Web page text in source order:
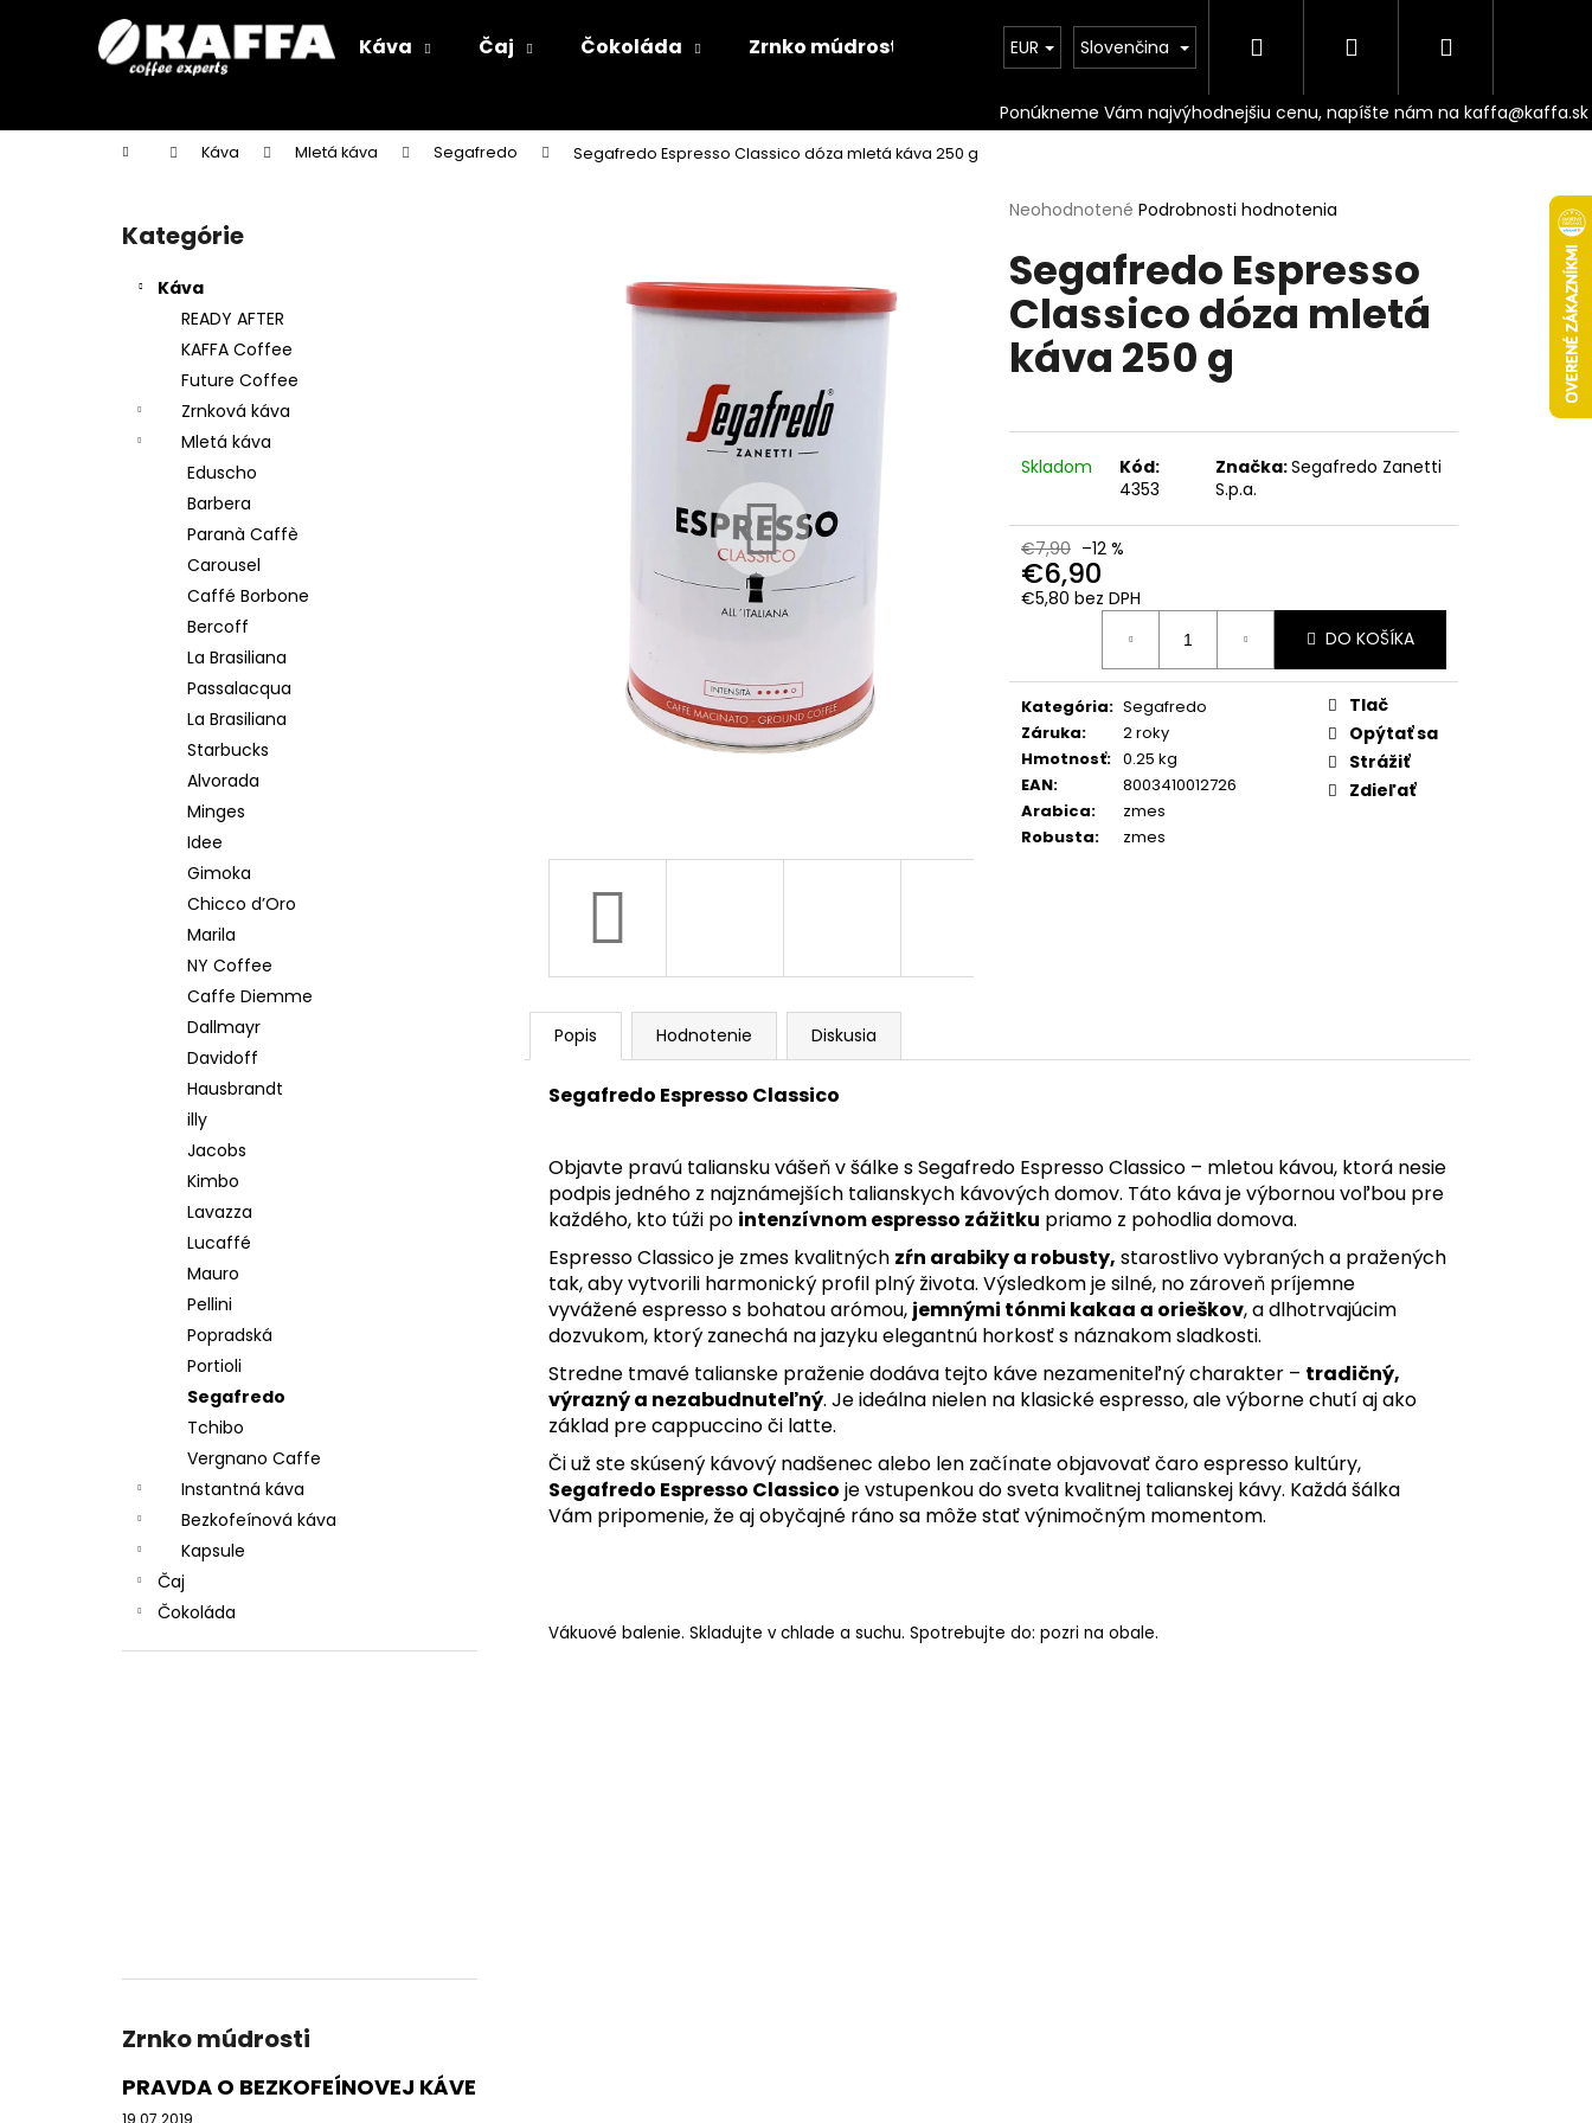
Káva Čaj Čokoláda Zrnko múdrosti Kontakt Doprava
EUR Slovenčina Hľadať PrihlásenieNákupný
košík
Domov Káva Mletá káva Segafredo Segafredo Espresso Classico dóza mletá káva 250 g
Preskočiť
kategórie
Kategórie
Káva
READY AFTER
KAFFA Coffee
Future Coffee
Zrnková káva
Mletá káva
Eduscho
Barbera
Paranà Caffè
Carousel
Caffé Borbone
Bercoff
La Brasiliana
Passalacqua
La Brasiliana
Starbucks
Alvorada
Minges
Idee
Gimoka
Chicco d’Oro
Marila
NY Coffee
Caffe Diemme
Dallmayr
Davidoff
Hausbrandt
illy
Jacobs
Kimbo
Lavazza
Lucaffé
Mauro
Pellini
Popradská
Portioli
Segafredo
Tchibo
Vergnano Caffe
Instantná káva
Bezkofeínová káva
Kapsule
Čaj
Čokoláda
Zrnko múdrosti
PRAVDA O BEZKOFEÍNOVEJ KÁVE
Priemerné
produktu
je
0,0
z
5
hviezdičiek.
Neohodnotené Podrobnosti hodnotenia
Segafredo Espresso
Classico dóza mletá
káva 250 g
Skladom
Kód:
4353
Značka:Segafredo Zanetti
S.p.a.
€7,90 –12 %
€6,90
€5,80 bez DPH
Jednotková
DO KOŠÍKA
Kategória: Segafredo
Záruka:
2 roky
Hmotnosť: 0.25 kg
EAN:
8003410012726
Arabica:
zmes
Robusta: zmes
Tlač
Opýtať sa
Strážiť
Zdieľať
Popis Hodnotenie Diskusia
Segafredo Espresso Classico
Objavte pravú taliansku vášeň v šálke s Segafredo Espresso Classico – mletou kávou, ktorá nesie
podpis jedného z najznámejších talianskych kávových domov. Táto káva je výbornou voľbou pre
každého, kto túži po intenzívnom espresso zážitku priamo z pohodlia domova.
Espresso Classico je zmes kvalitných zŕn arabiky a robusty, starostlivo vybraných a pražených
tak, aby vytvorili harmonický profil plný života. Výsledkom je silné, no zároveň príjemne
vyvážené espresso s bohatou arómou, jemnými tónmi kakaa a orieškov, a dlhotrvajúcim
dozvukom, ktorý zanechá na jazyku elegantnú horkosť s náznakom sladkosti.
Stredne tmavé talianske praženie dodáva tejto káve nezameniteľný charakter – tradičný,
výrazný a nezabudnuteľný. Je ideálna nielen na klasické espresso, ale výborne chutí aj ako
základ pre cappuccino či latte.
Či už ste skúsený kávový nadšenec alebo len začínate objavovať čaro espresso kultúry,
Segafredo Espresso Classico je vstupenkou do sveta kvalitnej talianskej kávy. Každá šálka
Vám pripomenie, že aj obyčajné ráno sa môže stať výnimočným momentom.
Vákuové balenie. Skladujte v chlade a suchu. Spotrebujte do: pozri na obale.
k
Späť
obchodu
Späť
obchodu
Čo potrebujete nájsť?
Odporúčame
Nasledujúce
CHICCO D´ORO TRADITION ZRNKOVÁ
KÁVA 1 KG
€15,50
Pôvodne: €17
GIMOKA GRAN BAR ZRNKOVÁ KÁVA 1 KG
€14,90
RIOBA PERFETTO (GOLD) ZRNKOVÁ
€23,90